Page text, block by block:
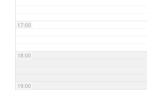
17:00
18:00
19:00